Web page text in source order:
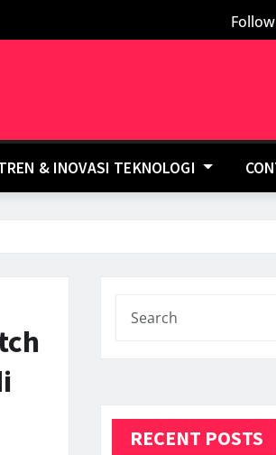
& INOVASI TEKNOLOGI
RECENT POSTS